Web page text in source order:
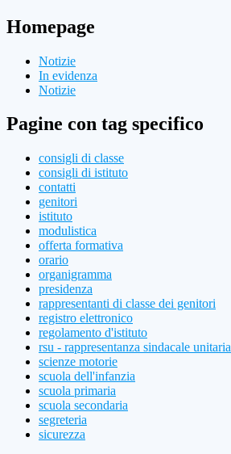
Homepage
Notizie
In evidenza
Notizie
Pagine con tag specifico
consigli di classe
consigli di istituto
contatti
genitori
istituto
modulistica
offerta formativa
orario
organigramma
presidenza
rappresentanti di classe dei genitori
registro elettronico
regolamento d'istituto
rsu - rappresentanza sindacale unitaria
scienze motorie
scuola dell'infanzia
scuola primaria
scuola secondaria
segreteria
sicurezza